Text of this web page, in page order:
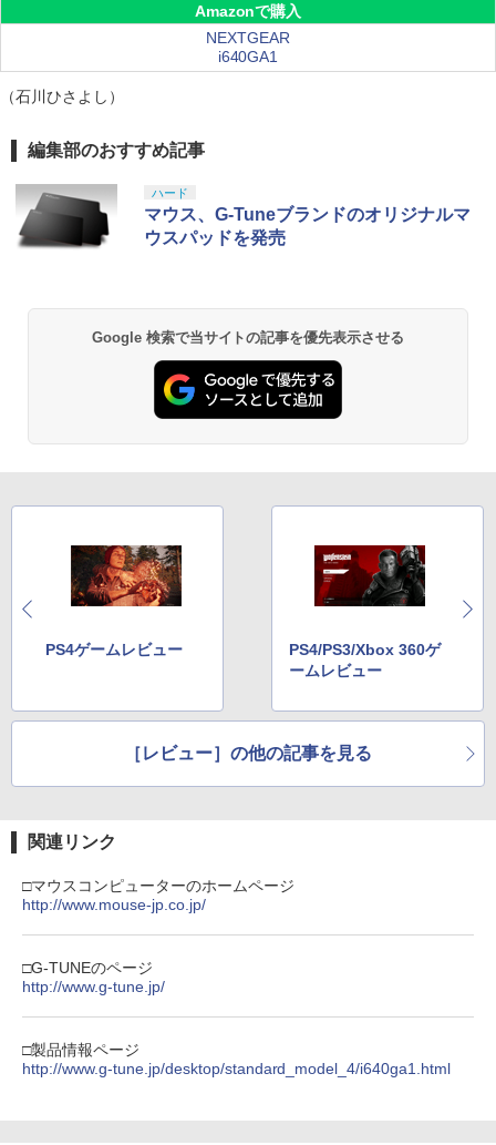
Amazonで購入
NEXTGEAR
i640GA1
（石川ひさよし）
編集部のおすすめ記事
ハード
マウス、G-Tuneブランドのオリジナルマ
ウスパッドを発売
Google 検索で当サイトの記事を優先表示させる
PS4ゲームレビュー
PS4/PS3/Xbox 360ゲ
ームレビュー
［レビュー］の他の記事を見る
関連リンク
□マウスコンピューターのホームページ
http://www.mouse-jp.co.jp/
□G-TUNEのページ
http://www.g-tune.jp/
□製品情報ページ
http://www.g-tune.jp/desktop/standard_model_4/i640ga1.html